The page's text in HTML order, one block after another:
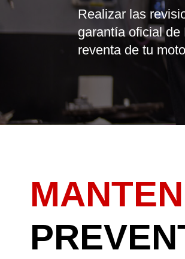
Realizar las
garantía oficial de
reventa de tu